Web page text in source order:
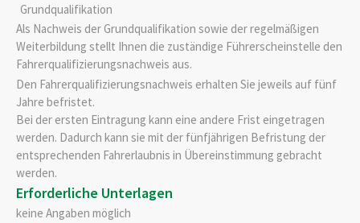
Grundqualifikation
Als Nachweis der Grundqualifikation sowie der regelmäßigen
Weiterbildung stellt Ihnen die zuständige Führerscheinstelle den
Fahrerqualifizierungsnachweis aus.
Den Fahrerqualifizierungsnachweis erhalten Sie jeweils auf fünf
Jahre befristet.
Bei der ersten Eintragung kann eine andere Frist eingetragen
werden. Dadurch kann sie mit der fünfjährigen Befristung der
entsprechenden Fahrerlaubnis in Übereinstimmung gebracht
werden.
Erforderliche Unterlagen
keine Angaben möglich